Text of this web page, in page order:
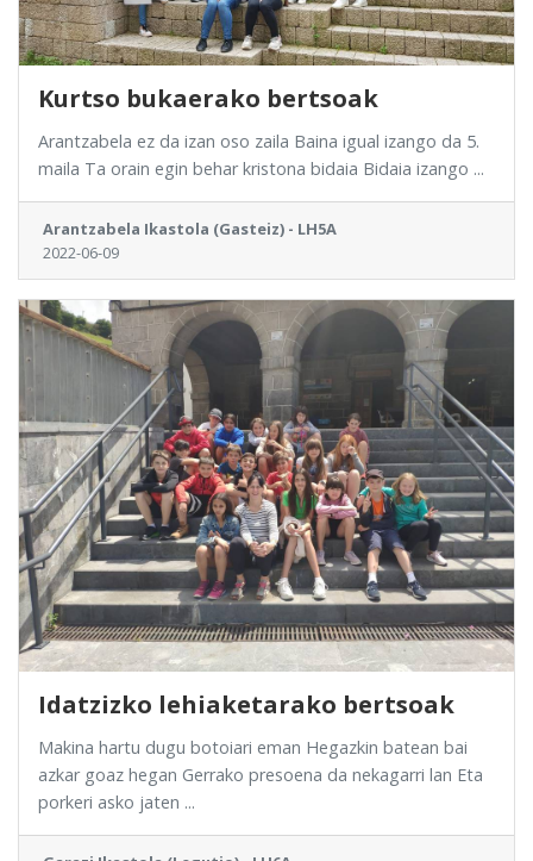
Kurtso bukaerako bertsoak
Arantzabela ez da izan oso zaila Baina igual izango da 5.
maila Ta orain egin behar kristona bidaia Bidaia izango ...
Arantzabela Ikastola (Gasteiz) - LH5A
2022-06-09
Idatzizko lehiaketarako bertsoak
Makina hartu dugu botoiari eman Hegazkin batean bai
azkar goaz hegan Gerrako presoena da nekagarri lan Eta
porkeri asko jaten ...